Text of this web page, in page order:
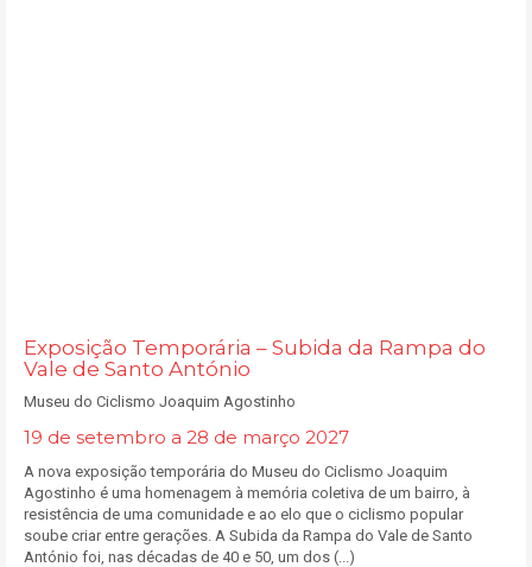
Exposição Temporária – Subida da Rampa do
Vale de Santo António
Museu do Ciclismo Joaquim Agostinho
19 de setembro a 28 de março 2027
A nova exposição temporária do Museu do Ciclismo Joaquim
Agostinho é uma homenagem à memória coletiva de um bairro, à
resistência de uma comunidade e ao elo que o ciclismo popular
soube criar entre gerações. A Subida da Rampa do Vale de Santo
António foi, nas décadas de 40 e 50, um dos (...)